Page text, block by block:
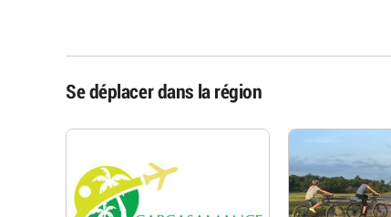
Se déplacer dans la région